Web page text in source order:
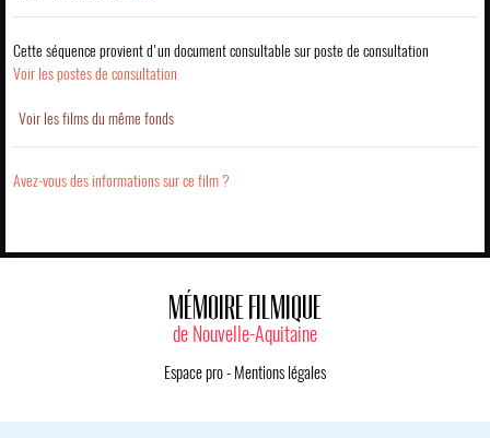
Cette séquence provient d'un document consultable sur poste de consultation
Voir les postes de consultation
Voir les films du même fonds
Avez-vous des informations sur ce film ?
MÉMOIRE FILMIQUE
de Nouvelle-Aquitaine
Espace pro- Mentions légales